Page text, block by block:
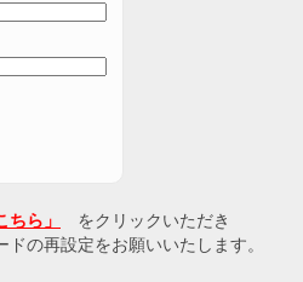
ちら」
をクリックいただき
の再設定をお願いいたします。